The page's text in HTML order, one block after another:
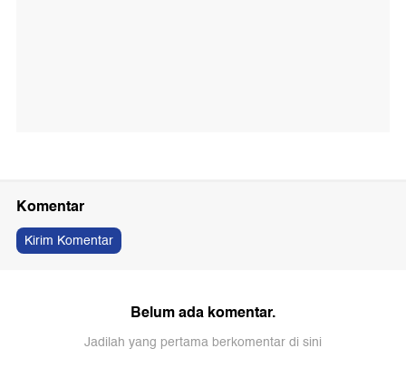
Komentar
Kirim Komentar
Belum ada komentar.
Jadilah yang pertama berkomentar di sini